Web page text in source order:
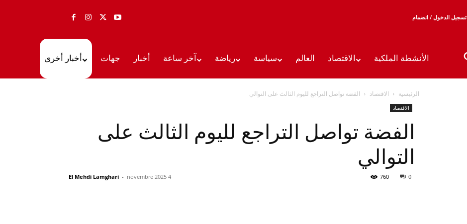
تسجيل الدخول / انضمام
أخبار أخرى جهات أخبار آخر ساعة رياضة سياسة العالم الاقتصاد الأنشطة الملكية
الرئيسية الاقتصاد الفضة تواصل التراجع لليوم الثالث على التوالي
الاقتصاد
الفضة تواصل التراجع لليوم الثالث على
التوالي
El Mehdi Lamghari - 4 novembre 2025 0
760